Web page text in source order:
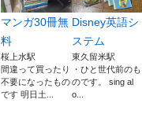
マンガ30冊無
料
桜上水駅
間違って買ったり
不要になったもの
です 明日土...
Disney英語シ
ステム
東久留米駅
・ひと世代前のも
のです。 sing al
o...